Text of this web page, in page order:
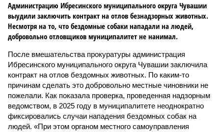
Администрацию Ибресинского муниципального округа Чувашии
выудили заключить контракт на отлов безнадзорных животных.
Несмотря на то, что бездомные собаки нападали на людей,
добровольно отловщиков муниципалитет не нанимал.
После вмешательства прокуратуры администрация
Ибресинского муниципального округа Чувашии заключила
контракт на отлов бездомных животных. По каким-то
причинам сделать это добровольно местные чиновники не
пожелали. Как показала проверка, проведенная надзорным
ведомством, в 2025 году в муниципалитете неоднократно
фиксировались случаи нападения бездомных собак на
людей. «При этом органом местного самоуправления